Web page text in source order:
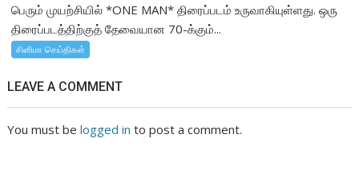
பெரும் முயற்சியில் *ONE MAN* திரைப்படம் உருவாகியுள்ளது. ஒரு
திரைப்படத்திற்குத் தேவையான 70-க்கும்...
சினிமா செய்திகள்
LEAVE A COMMENT
You must belogged in to post a comment.